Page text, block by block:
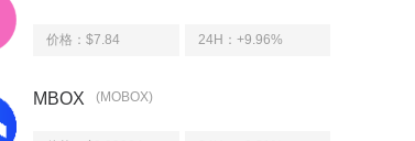
价格：$7.84 24H： +9.96%
MBOX (MOBOX)